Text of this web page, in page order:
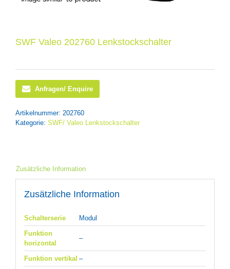
SWF Valeo 202760 Lenkstockschalter
Anfragen/ Enquire
Artikelnummer: 202760
Kategorie: SWF/ Valeo Lenkstockschalter
Zusätzliche Information
Zusätzliche Information
Schalterserie
Modul
Funktion
horizontal
–
Funktion vertikal –